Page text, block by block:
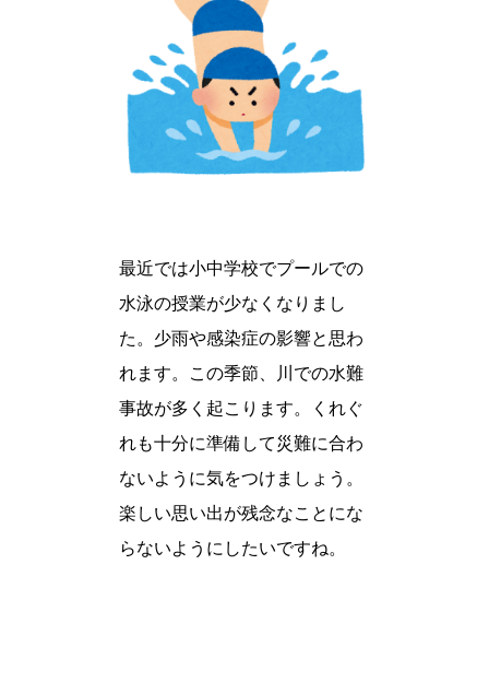
最近では小中学校でプールでの
水泳の授業が少なくなりまし
た。少雨や感染症の影響と思わ
れます。この季節、川での水難
事故が多く起こります。くれぐ
れも十分に準備して災難に合わ
ないように気をつけましょう。
楽しい思い出が残念なことにな
らないようにしたいですね。